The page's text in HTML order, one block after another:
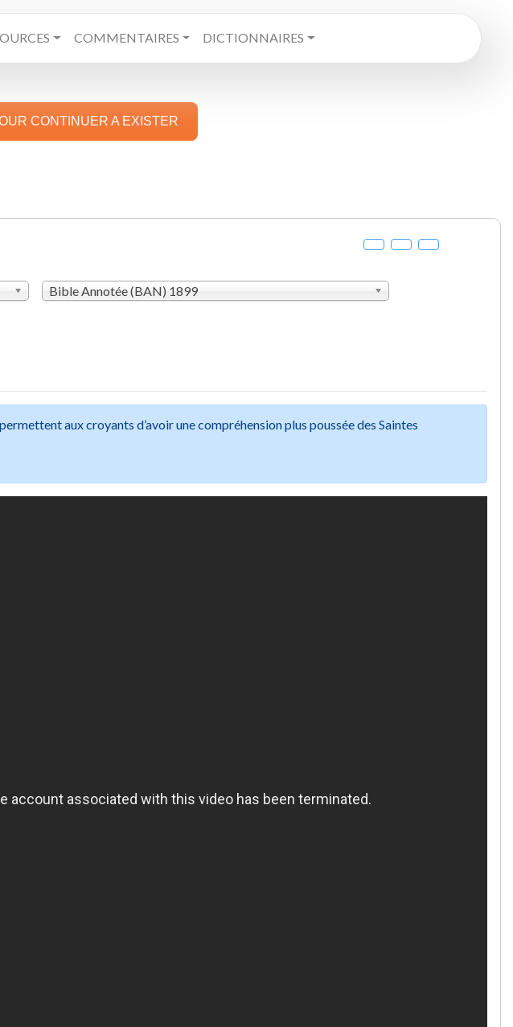
COMMENTAIRES DICTIONNAIRES
CONTINUER A EXISTER
Bible Annotée (BAN) 1899
aux croyants d’avoir une compréhension plus poussée des Saintes